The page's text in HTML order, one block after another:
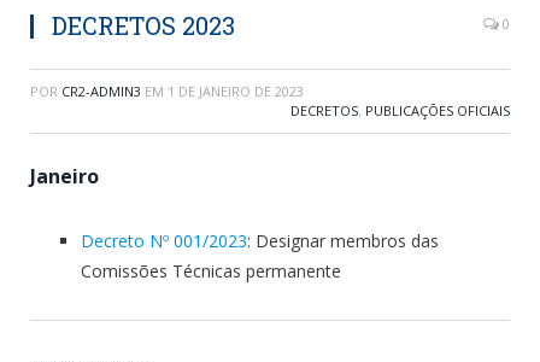
DECRETOS 2023 0
POR CR2-ADMIN3 EM 1 DE JANEIRO DE 2023
DECRETOS, PUBLICAÇÕES OFICIAIS
Janeiro
Decreto Nº 001/2023: Designar membros das
Comissões Técnicas permanente